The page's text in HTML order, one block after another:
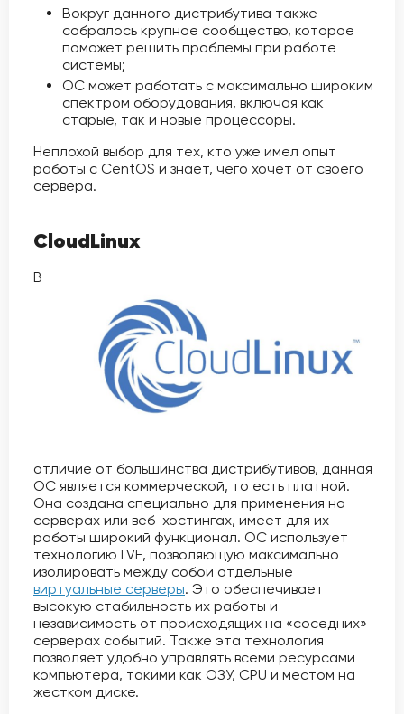
Вокруг данного дистрибутива также
собралось крупное сообщество, которое
поможет решить проблемы при работе
системы;
ОС может работать с максимально широким
спектром оборудования, включая как
старые, так и новые процессоры.
Неплохой выбор для тех, кто уже имел опыт
работы с CentOS и знает, чего хочет от своего
сервера.
CloudLinux
В
отличие от большинства дистрибутивов, данная
ОС является коммерческой, то есть платной.
Она создана специально для применения на
серверах или веб-хостингах, имеет для их
работы широкий функционал. ОС использует
технологию LVE, позволяющую максимально
изолировать между собой отдельные
виртуальные серверы. Это обеспечивает
высокую стабильность их работы и
независимость от происходящих на «соседних»
серверах событий. Также эта технология
позволяет удобно управлять всеми ресурсами
компьютера, такими как ОЗУ, CPU и местом на
жестком диске.